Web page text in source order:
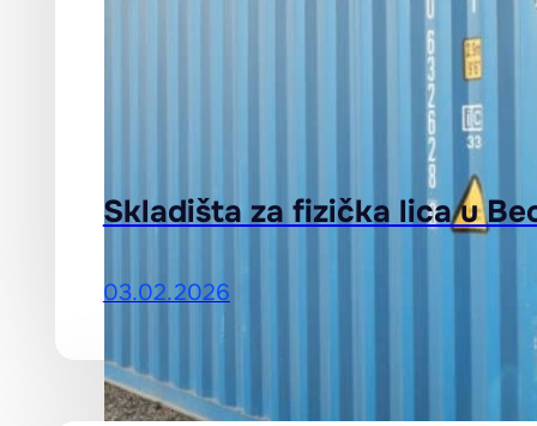
Skladišta za fizička lica u
03.02.2026